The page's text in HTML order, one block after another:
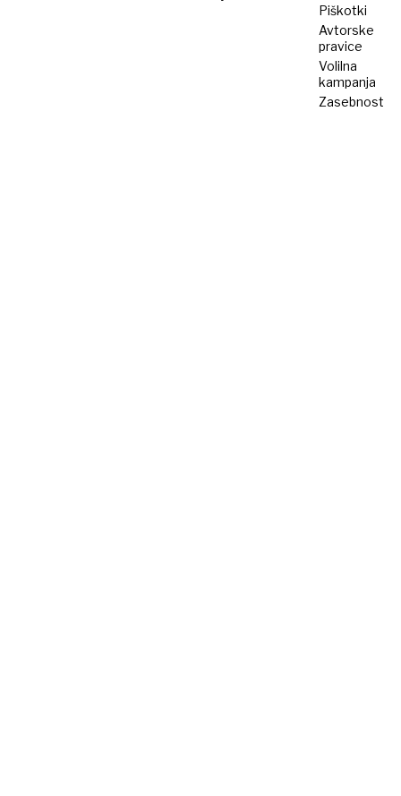
Piškotki
Avtorske
pravice
Volilna
kampanja
Zasebnost